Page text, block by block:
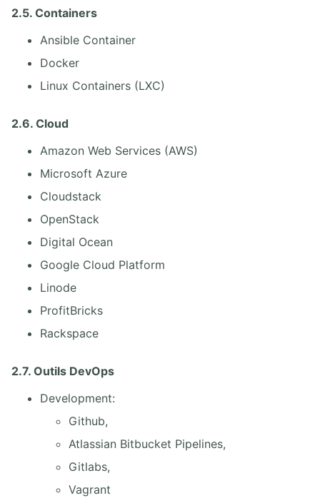
2.5. Containers
Ansible Container
Docker
Linux Containers (LXC)
2.6. Cloud
Amazon Web Services (AWS)
Microsoft Azure
Cloudstack
OpenStack
Digital Ocean
Google Cloud Platform
Linode
ProfitBricks
Rackspace
2.7. Outils DevOps
Development:
Github,
Atlassian Bitbucket Pipelines,
Gitlabs,
Vagrant